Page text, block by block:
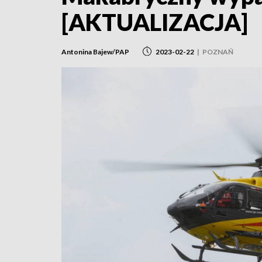
[AKTUALIZACJA]
Antonina Bajew/PAP 2023-02-22 | POZNAŃ